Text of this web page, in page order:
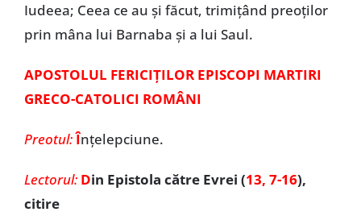
Iudeea; Ceea ce au și făcut, trimițând preoților
prin mâna lui Barnaba și a lui Saul.
APOSTOLUL FERICIȚILOR EPISCOPI MARTIRI
GRECO-CATOLICI ROMÂNI
Preotul:Înțelepciune.
Lectorul: Din Epistola către Evrei (13, 7-16),
citire